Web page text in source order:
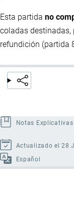
Esta partida no
coladas destinadas,
refundición (partida
Notas
Actualizado el 28
Español